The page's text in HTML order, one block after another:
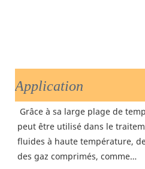
Application
peut être utilisé dans le
fluides à haute température,
des gaz comprimés, comme…